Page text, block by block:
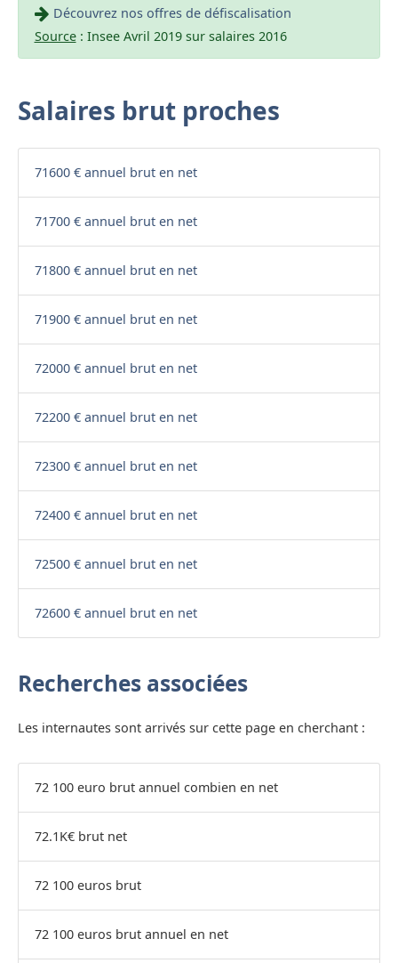
Découvrez nos offres de défiscalisation
Source: Insee Avril 2019 sur salaires 2016
Salaires brut proches
71600 € annuel brut en net
71700 € annuel brut en net
71800 € annuel brut en net
71900 € annuel brut en net
72000 € annuel brut en net
72200 € annuel brut en net
72300 € annuel brut en net
72400 € annuel brut en net
72500 € annuel brut en net
72600 € annuel brut en net
Recherches associées
Les internautes sont arrivés sur cette page en cherchant :
72 100 euro brut annuel combien en net
72.1K€ brut net
72 100 euros brut
72 100 euros brut annuel en net